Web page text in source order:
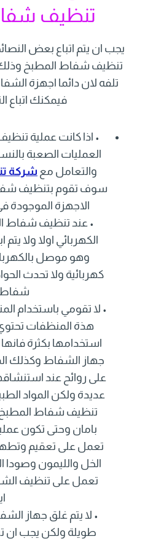
تنظيف
يجب ان يتم اتباع بعض
تنظيف شفاط المطبخ وذلك
تلفه لان دائما اجهزة
فيمكنك اتباع
• اذا كانت عملية
العمليات الصعبة
والتعامل مع شركة
سوف تقوم بتنظيف
الاجهزة
• عند تنظيف شفاط
الكهربائي اولا ولا
وهو موصل
كهربائية ولا تحدث
شفاط
• لا تقومي باستخدام
هذة المنظفات تحتوي
استخدامها بكثرة
جهاز الشفاط وكذلك
على روائح عند
عديدة ولكن المواد
تنظيف شفاط المطبخ
بامان وحتى تكون
تعمل على تعقيم
الخل والليمون وصودا
تعمل على تنظيف
• لا يتم غلق جهاز
طويلة ولكن يجب ان